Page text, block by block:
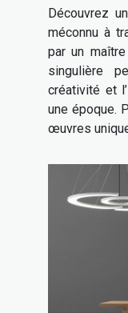
Découvrez
méconnu à
par un
singulière
créativité et
une époque.
œuvres